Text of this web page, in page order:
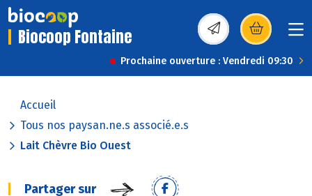
Biocoop Fontaine (s’ouvre dans une
Prochaine ouverture : Vendredi 09:30
Accueil
Tous nos paysan.ne.s associé.e.s
Lait Chèvre Bio Ouest
Partager sur